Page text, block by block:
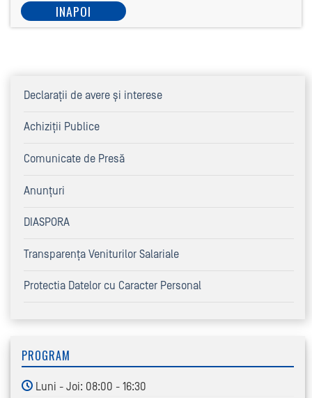
INAPOI
Declaraţii de avere şi interese
Achiziţii Publice
Comunicate de Presă
Anunțuri
DIASPORA
Transparența Veniturilor Salariale
Protectia Datelor cu Caracter Personal
PROGRAM
Luni - Joi: 08:00 - 16:30